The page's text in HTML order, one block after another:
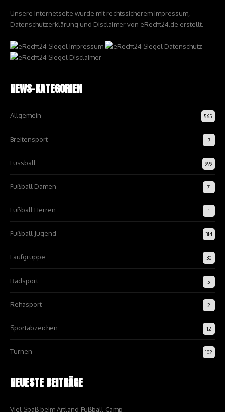
Unsere Internetseite wurde mit rechtssicherem Impressum,
Datenschutzerklärung und Disclaimer von eRecht24.de erstellt.
NEWS-KATEGORIEN
Allgemein 565
Breitensport 7
Fussball 999
Fußball Damen 71
Fußball Herren 1
Fußball Jugend 314
Laufgruppe 30
Radsport 5
Rehasport 2
Sportabzeichen 12
Turnen 102
NEUESTE BEITRÄGE
Viel Spaß beim Artland-Fußball-Camp